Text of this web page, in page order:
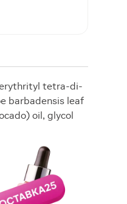
tetra-di-
barbadensis leaf
oil, glycol